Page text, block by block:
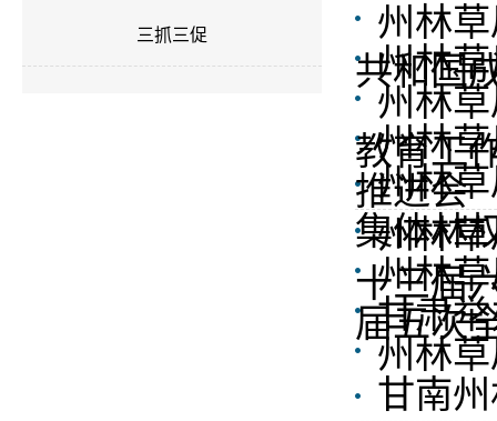
三抓三促
州林
共和国
州林
州林
教育工
州林
推进会
州林
集体林
州林
十三届
州林
届五次
甘肃
州林
甘南